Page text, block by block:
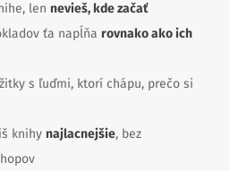
len nevieš, kde začať
ťa napĺňa rovnako ako ich
s ľuďmi, ktorí chápu, prečo si
knihy najlacnejšie, bez